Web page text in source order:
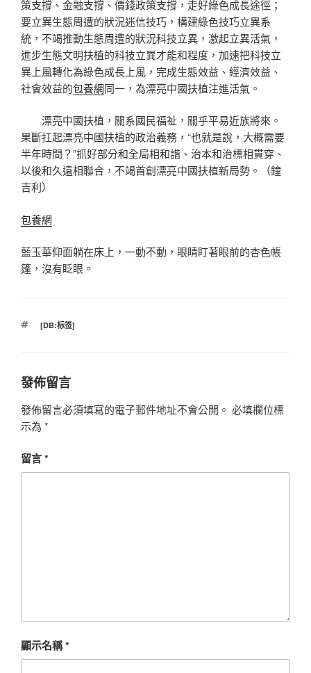
策支撐、金融支撐、價錢政策支撐，走好綠色成長途徑；
要立異生態周遭的狀況迷信技巧，構建綠色技巧立異系
統，不竭推動生態周遭的狀況科技立異，激起立異活氣，
進步生態文明扶植的科技立異才能和程度，加速把科技立
異上風轉化為綠色成長上風，完成生態效益、經濟效益、
社會效益的包養網同一，為漂亮中國扶植注進活氣。
漂亮中國扶植，關系國民福祉，關乎平易近族將來。
果斷扛起漂亮中國扶植的政治義務，“也就是說，大概需要
半年時間？”抓好部分和全局相和諧、治本和治標相貫穿、
以後和久遠相聯合，不竭首創漂亮中國扶植新局勢。（鐘
吉利）
包養網
藍玉華仰面躺在床上，一動不動，眼睛盯著眼前的杏色帳
篷，沒有眨眼。
標
[DB:标签]
發佈留言
發佈留言必須填寫的電子郵件地址不會公開。 必填欄位標
示為 *
留言*
顯示名稱*